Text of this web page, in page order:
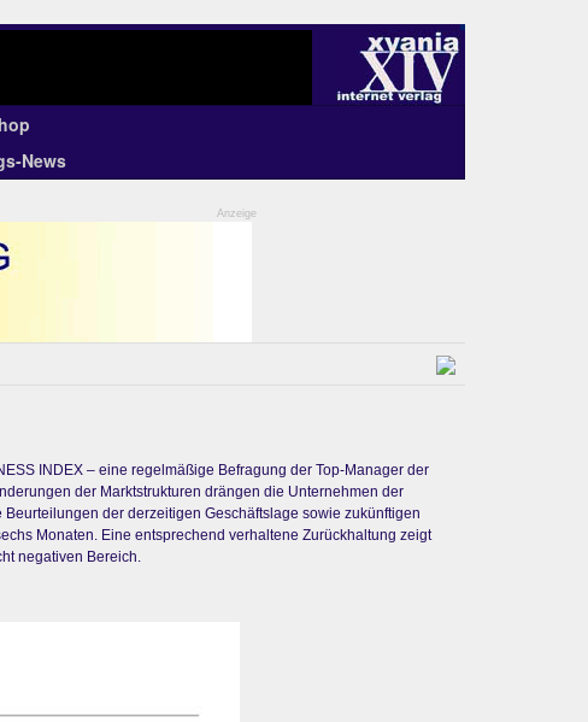
News
Anzeige
INDEX – eine regelmäßige Befragung der Top-Manager der
der Marktstrukturen drängen die Unternehmen der
der derzeitigen Geschäftslage sowie zukünftigen
Monaten. Eine entsprechend verhaltene Zurückhaltung zeigt
negativen Bereich.